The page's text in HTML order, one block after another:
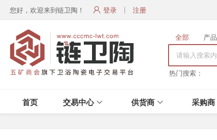
您好，欢迎来到链卫陶！ 登录 注册
全部 产品
热门搜索：
首页 交易中心 供货商 采购商